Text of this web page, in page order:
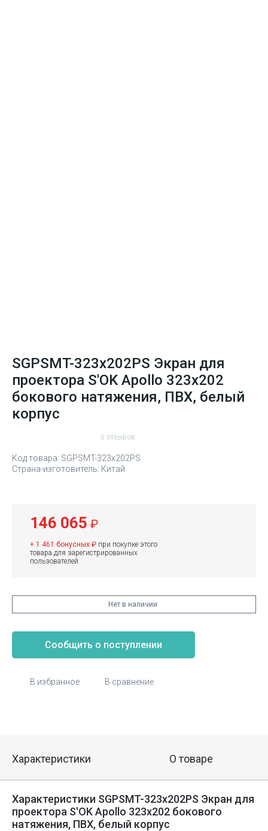
SGPSMT-323x202PS Экран для
проектора S'OK Apollo 323x202
бокового натяжения, ПВХ, белый
корпус
0 отзывов
Код товара: SGPSMT-323x202PS
Страна-изготовитель: Китай
146 065 ₽
+ 1 461 бонусных ₽ при покупке этого
товара для зарегистрированных
пользователей
Нет в наличии
Сообщить о поступлении
В избранное В сравнение
Характеристики О товаре
Характеристики SGPSMT-323x202PS Экран для
проектора S'OK Apollo 323x202 бокового
натяжения, ПВХ, белый корпус